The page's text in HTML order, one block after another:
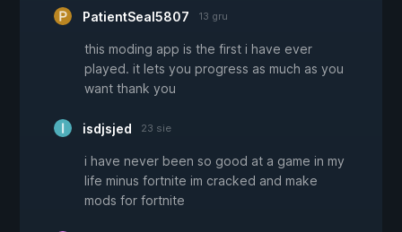
PatientSeal5807 13 gru
this moding app is the first i have ever
played. it lets you progress as much as you
want thank you
isdjsjed 23 sie
i have never been so good at a game in my
life minus fortnite im cracked and make
mods for fortnite